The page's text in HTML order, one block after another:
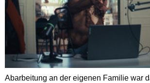
Abarbeitung an der eigenen Familie war